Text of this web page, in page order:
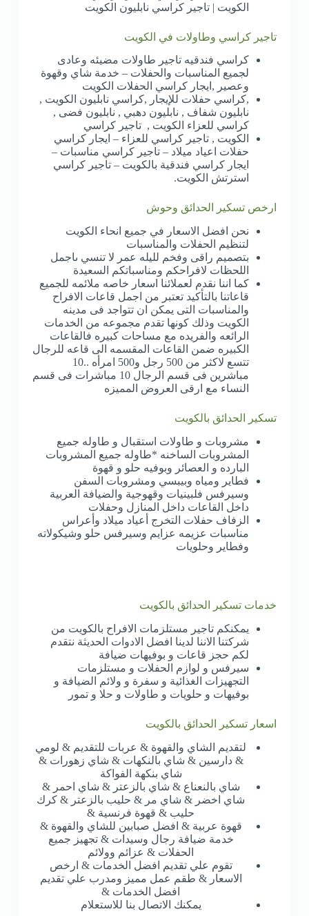
الكويت | تاجير كراسي نابليون الكويت
تاجير كراسي وطاولات في الكويت
كراسي فندقيه تاجير طاولات مضيئه وعادى
لجميع المناسبات والحفلات – خدمة شاي وقهوة
وعصير ,ايجار كراسي الحفلات الكويت
,كراسي حفلات للإيجار ,كراسي نابليون الكويت ,
نابليون شفاف , نابليون دهبي , نابليون فضى ,
كراسي للعزاء الكويت , تاجير كراسي
الكويت , تاجير كراسي للعزاء – ايجار كراسي
حفلات اعياد ميلاد – تاجير كراسي مناسبات –
ايجار كراسي فندقية بالكويت – تاجير كراسي
استرتش الكويت.
ارخص تسكير الحدائق وحوش
نحن افضل الاسعار في جميع انحاء الكويت
لتنظيم الحفلات والمناسبات
بتصميم راقى وفخم لليله عمر لا تنسي ىاجمل
اللحظات لافراحكم ومناسباتكم السعيدة
كما اننا نقدم لعملائنا اسعار خاصه ملائمه للجميع
قاعاتنا بالتأكيد تعتبر من اجمل قاعات الافراح
والمناسبات التى يمكن ان تتواجد فى مدينه
الكويت وذلك كونها تقدم مجموعه من الخدمات
الرائعه والفريده مع مساحات كبيره فالقاعات
الكبيره ضمن القاعات المقسمه الى قاعه للرجال
تتسع لاكثر من 500 رجل و500 امرأه ..10
مباشرين فى قسم الرجال 10 مباشرات فى قسم
النساء مع ارقى العروض المميزه
تسكير الحدائق بالكويت
مشروبات و طاولات استقبال و طاوله جميع
المشروبات الساخنه *طاوله جميع المشروبات
البارده و العصائر وبوفيه حلو و قهوة
فطاير ومياه وبيبسي ومشروبات السفن
وسيرفس فلبينيات وقهوجية والضيافة العربية
داخل القاعات داخل المنازل وحفلات
الزفاف حفلات التخرج أعياد ميلاد وأعراس
مناسبات عزيمه عزايم وسيرفس حلو وشيكولاته
وفطاير وحلويات
خدمات تسكير الحدائق بالكويت
يمكنكم تاجير مستلزمات الافراح بالكويت من
شركتنا الاننا لدينا افضل الادوات الحديثة نتقدم
لكم حجز قاعات و بوفيهات ضيافة
سيرفس و لوازم الحفلات و مستلزمات
التجهيزات الغذائية و سفرة و ولائم الضيافة و
بوفيهات و حلويات و طاولات و حلا و تمور
اسعار تسكير الحدائق بالكويت
لتقديم الشاي والقهوة & عربات للتقديم & لومي
& دارسين & شاي بالنكهات & شاي زهورات &
شاي بنكهة الفواكة
شاي بالنعناع & شاي بالزعتر & شاي احمر &
شاي اخضر & شاي مر & حليب بالزعتر & كرك
حليب & قهوة فرنسية &
قهوة عربية & افضل صبابين للشاي والقهوة &
خدمة ضيافة رجال وسيدات & تجهيز جميع
الحفلات & عزائم وولائم
تقوم علي تقديم افضل الخدمات & ارخص
الاسعار & طقم عمل مميز ومدرب علي تقديم
افضل الخدمات &
يمكنك الاتصال بنا للاستعلام